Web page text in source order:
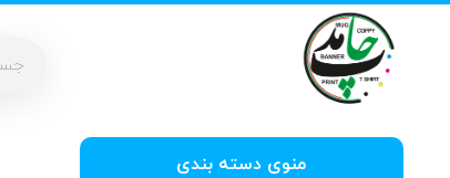
منوی دسته بندی